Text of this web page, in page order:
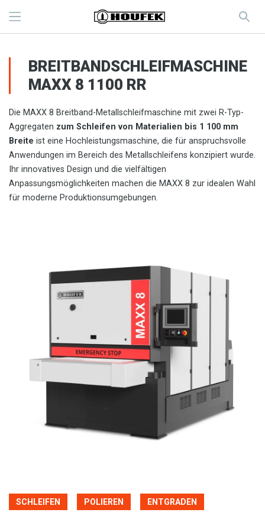
BREITBANDSCHLEIFMASCHINE
MAXX 8 1100 RR
Die MAXX 8 Breitband-Metallschleifmaschine mit zwei R-Typ-
Aggregaten zum Schleifen von Materialien bis 1 100 mm
Breite ist eine Hochleistungsmaschine, die für anspruchsvolle
Anwendungen im Bereich des Metallschleifens konzipiert wurde.
Ihr innovatives Design und die vielfältigen
Anpassungsmöglichkeiten machen die MAXX 8 zur idealen Wahl
für moderne Produktionsumgebungen.
SCHLEIFEN POLIEREN ENTGRADEN